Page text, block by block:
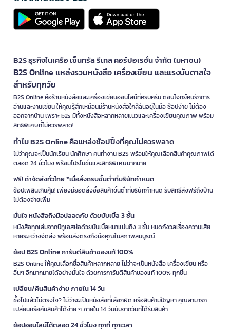
B2S ธุรกิจในเครือ เซ็นทรัล รีเทล คอร์ปอเรชั่น จำกัด (มหาชน)
B2S Online แหล่งรวมหนังสือ เครื่องเขียน และแรงบันดาลใจ
สำหรับทุกวัย
B2S Online คือร้านหนังสือและเครื่องเขียนออนไลน์ที่ครบครัน ตอบโจทย์คนรักการ
อ่านและงานเขียน ให้คุณรู้สึกเหมือนมีร้านหนังสือใกล้ฉันอยู่ในมือ ช้อปง่าย ไม่ต้อง
ออกจากบ้าน เพราะ b2s มีทั้งหนังสือหลากหลายแนวและเครื่องเขียนคุณภาพ พร้อม
สิทธิพิเศษที่ไม่ควรพลาด!
ทำไม B2S Online คือแหล่งช้อปปิ้งที่คุณไม่ควรพลาด
ไม่ว่าคุณจะเป็นนักเรียน นักศึกษา คนทำงาน B2S พร้อมให้คุณเลือกสินค้าคุณภาพได้
ตลอด 24 ชั่วโมง พร้อมโปรโมชั่นและสิทธิพิเศษมากมาย
ฟรี! ค่าจัดส่งทั่วไทย *เมื่อสั่งครบขั้นต่ำที่บริษัทกำหนด
ช้อปเพลินเกินคุ้ม! เพียงมียอดสั่งซื้อสินค้าขั้นต่ำที่บริษัทกำหนด รับสิทธิ์ส่งฟรีถึงบ้าน
ไม่ต้องจ่ายเพิ่ม
มั่นใจ หนังสือถึงมือปลอดภัย ด้วยบับเบิ้ล 3 ชั้น
หนังสือทุกเล่มจากบีทูเอสห่อด้วยบับเบิ้ลหนาแน่นถึง 3 ชั้น หมดกังวลเรื่องความเสีย
หายระหว่างจัดส่ง พร้อมส่งตรงถึงมือคุณในสภาพสมบูรณ์
ช้อป B2S Online การันตีสินค้าของแท้ 100%
B2S Online ให้คุณเลือกซื้อสินค้าหลากหลาย ไม่ว่าจะเป็นหนังสือ เครื่องเขียน หรือ
อื่นๆ อีกมากมายได้อย่างมั่นใจ ด้วยการการันตีสินค้าของแท้ 100% ทุกชิ้น
เปลี่ยน/คืนสินค้าง่าย ภายใน 14 วัน
ซื้อไปแล้วไม่ตรงใจ? ไม่ว่าจะเป็นหนังสือที่เลือกผิด หรือสินค้ามีปัญหา คุณสามารถ
เปลี่ยนหรือคืนสินค้าได้ง่าย ๆ ภายใน 14 วันนับจากวันที่ได้รับสินค้า
ช้อปออนไลน์ได้ตลอด 24 ชั่วโมง ทุกที่ ทุกเวลา